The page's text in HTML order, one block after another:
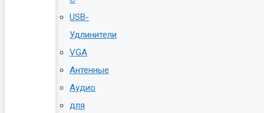
USB-
Удлинители
VGA
Антенные
Аудио
для